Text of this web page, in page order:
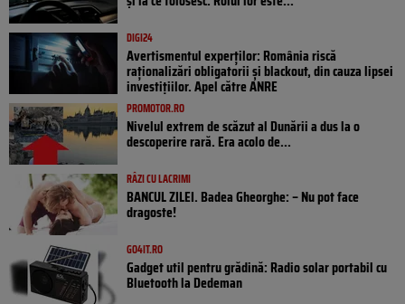
DIGI24
Avertismentul experților: România riscă
raționalizări obligatorii și blackout, din cauza lipsei
investițiilor. Apel către ANRE
PROMOTOR.RO
Nivelul extrem de scăzut al Dunării a dus la o
descoperire rară. Era acolo de...
RÂZI CU LACRIMI
BANCUL ZILEI. Badea Gheorghe: – Nu pot face
dragoste!
GO4IT.RO
Gadget util pentru grădină: Radio solar portabil cu
Bluetooth la Dedeman